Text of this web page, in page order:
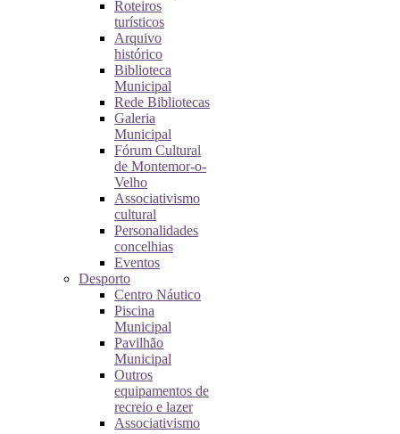
Roteiros
turísticos
Arquivo
histórico
Biblioteca
Municipal
Rede Bibliotecas
Galeria
Municipal
Fórum Cultural
de Montemor-o-
Velho
Associativismo
cultural
Personalidades
concelhias
Eventos
Desporto
Centro Náutico
Piscina
Municipal
Pavilhão
Municipal
Outros
equipamentos de
recreio e lazer
Associativismo